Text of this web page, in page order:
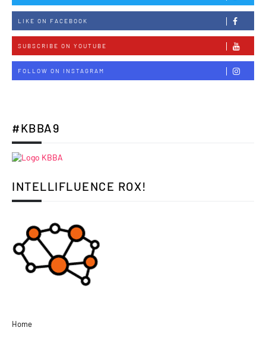
LIKE ON FACEBOOK
SUBSCRIBE ON YOUTUBE
FOLLOW ON INSTAGRAM
#KBBA9
INTELLIFLUENCE ROX!
Home